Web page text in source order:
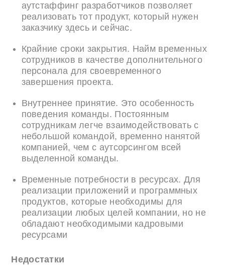
аутстаффинг разработчиков позволяет
реализовать тот продукт, который нужен
заказчику здесь и сейчас.
Крайние сроки закрытия. Найм временных
сотрудников в качестве дополнительного
персонала для своевременного
завершения проекта.
Внутреннее принятие. Это особенность
поведения команды. Постоянным
сотрудникам легче взаимодействовать с
небольшой командой, временно нанятой
компанией, чем с аутсорсингом всей
выделенной команды.
Временные потребности в ресурсах. Для
реализации приложений и программных
продуктов, которые необходимы для
реализации любых целей компании, но не
обладают необходимыми кадровыми
ресурсами
Недостатки